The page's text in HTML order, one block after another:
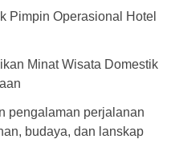
Pimpin Operasional Hotel
Minat Wisata Domestik
pengalaman perjalanan
budaya, dan lanskap